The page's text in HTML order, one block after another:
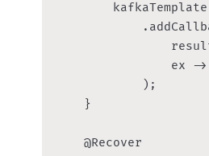
ex -
            );
    }
    @Recover